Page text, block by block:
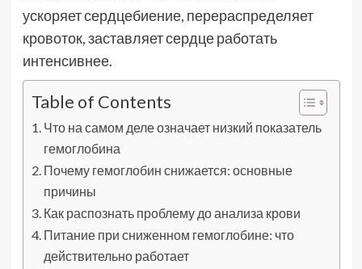
ускоряет сердцебиение, перераспределяет
кровоток, заставляет сердце работать
интенсивнее.
Table of Contents
Что на самом деле означает низкий показатель
гемоглобина
Почему гемоглобин снижается: основные
причины
Как распознать проблему до анализа крови
Питание при сниженном гемоглобине: что
действительно работает